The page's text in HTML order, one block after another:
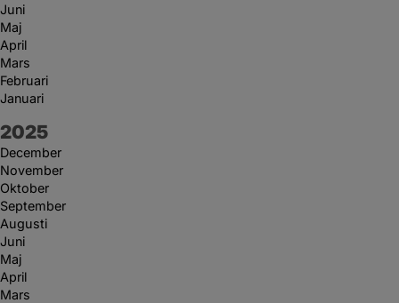
Juni
Maj
April
Mars
Februari
Januari
År:
2025
December
November
Oktober
September
Augusti
Juni
Maj
April
Mars